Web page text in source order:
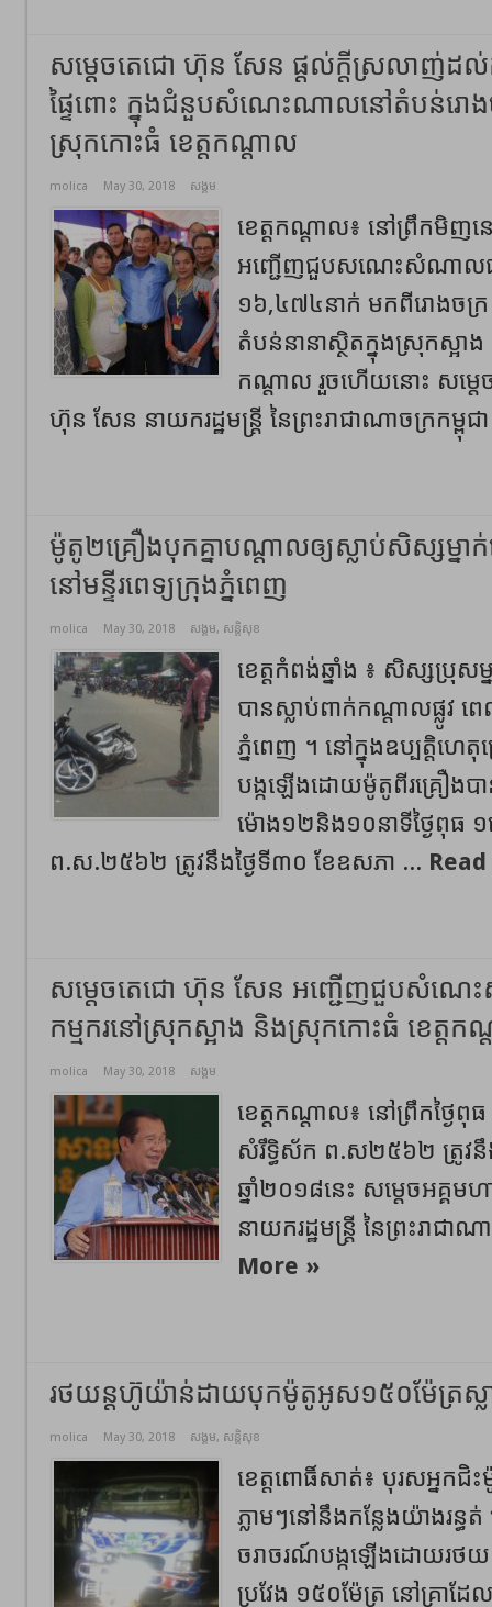
សម្តេចតេជោ ហ៊ុន សែន ផ្តល់ក្តីស្រលាញ់ដល់
ផ្ទៃពោះ ក្នុងជំនួបសំណេះណាលនៅតំបន់រោង
ស្រុកកោះធំ ខេត្តកណ្តាល
molica May 30, 2018 សង្គម
ខេត្តកណ្តាល៖ នៅព្រឹកមិញនេ
អញ្ជើញជួបសណេះសំណាលជា
១៦,៤៧៤នាក់ មកពីរោងច
តំបន់នានាស្ថិតក្នុងស្រុកស្អា
កណ្តាល រួចហើយនោះ សម្តេ
ហ៊ុន សែន នាយករដ្ឋមន្ត្រី នៃព្រះរាជាណា​ចក្រកម្ពុជ
ម៉ូតូ២គ្រឿងបុកគ្នាបណ្តាលឲ្យស្លាប់សិស្សម្នា
នៅមន្ទីរពេទ្យក្រុងភ្នំពេញ
molica May 30, 2018 សង្គម, សន្តិសុខ
ខេត្តកំពង់ឆ្នាំង ៖ សិស្សប្រុសម្
បានស្លាប់ពាក់កណ្តាលផ្លូវ ព
ភ្នំពេញ ។ នៅក្នុងឧប្បត្តិហេ
បង្កឡើងដោយម៉ូតូពីរគ្រឿងបា
ម៉ោង១២និង១០នាទីថ្ងៃពុធ ១
ព.ស.២៥៦២ ត្រូវនឹងថ្ងៃទី៣០ ខែឧសភា ...
សម្តេចតេជោ ហ៊ុន សែន អញ្ជើញជួបសំណ
កម្មករនៅស្រុកស្អាង និងស្រុកកោះធំ ខេត្តក
molica May 30, 2018 សង្គម
ខេត្តកណ្តាល៖ នៅព្រឹកថ្ងៃពុធ
សំរឹទ្ធិស័ក ព.ស២៥៦២ ត្រូវនឹ
ឆ្នាំ២០១៨នេះ សម្តេចអគ្គ
នាយករដ្ឋមន្ត្រី នៃព្រះរាជា
More »
រថយន្តហ៊ូយ៉ាន់ដាយបុកម៉ូតូអូស១៥០ម៉ែត្រស្លា
molica May 30, 2018 សង្គម, សន្តិសុខ
ខេត្តពោធិ៍សាត់៖ បុរសអ្នកជិះ
ភ្លាមៗនៅនឹងកន្លែងយ៉ាងរន្ធ
ចរាចរណ៍បង្កឡើងដោយរថ
ប្រវែង ១៥០ម៉ែត្រ នៅគ្រាដែ